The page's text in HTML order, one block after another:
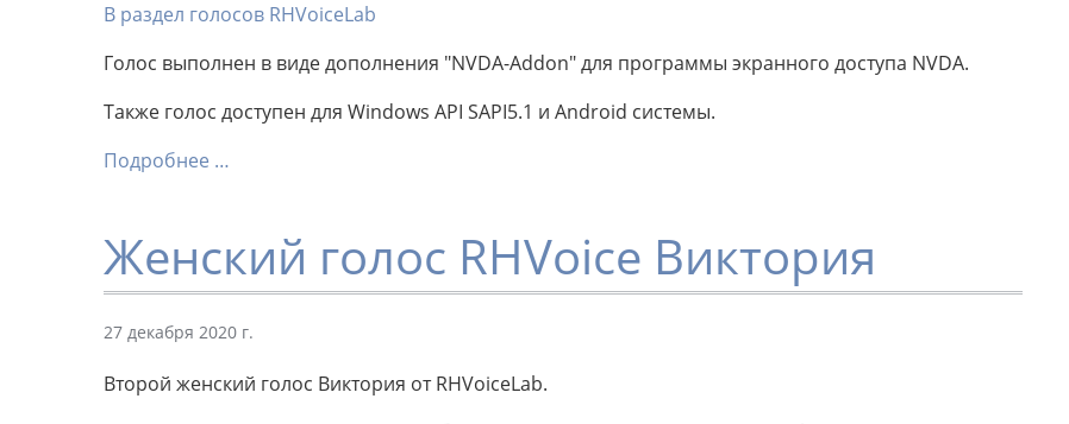
В раздел голосов RHVoiceLab
Голос выполнен в виде дополнения "NVDA-Addon" для программы экранного доступа NVDA.
Также голос доступен для Windows API SAPI5.1 и Android системы.
Подробнее …
Женский голос RHVoice Виктория
27 декабря 2020 г.
Второй женский голос Виктория от RHVoiceLab.